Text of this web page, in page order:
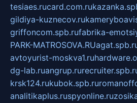
tesiaes.rucard.com.ru
gildiya-kuznecov.ru
griffoncom.spb.rufabrika-
PARK-MATROSOVA.RU
avtoyurist-moskva1.ru
dg-lab.ruangrup.ru
krsk124.rukubok.spb.ru
analitikaplus.ruspyonline.ru